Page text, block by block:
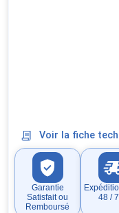
Voir la fiche
Garantie
Satisfait ou
Remboursé
48 /